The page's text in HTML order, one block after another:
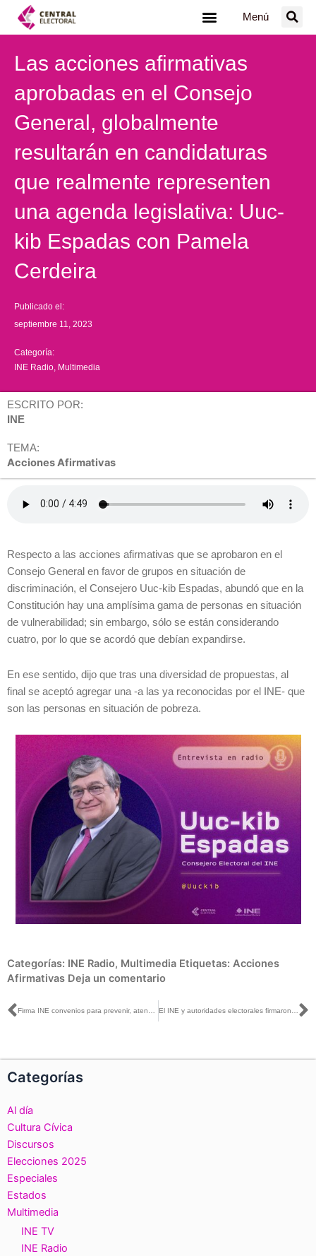
Menú
Las acciones afirmativas
aprobadas en el Consejo
General, globalmente
resultarán en candidaturas
que realmente representen
una agenda legislativa: Uuc-
kib Espadas con Pamela
Cerdeira
Publicado el:
septiembre 11, 2023
Categoría:
INE Radio Multimedia
ESCRITO POR:
INE
TEMA:
Acciones Afirmativas
Respecto a las acciones afirmativas que se aprobaron en el
Consejo General en favor de grupos en situación de
discriminación, el Consejero Uuc-kib Espadas, abundó que en la
Constitución hay una amplísima gama de personas en situación
de vulnerabilidad; sin embargo, sólo se están considerando
cuatro, por lo que se acordó que debían expandirse.
En ese sentido, dijo que tras una diversidad de propuestas, al
final se aceptó agregar una -a las ya reconocidas por el INE- que
son las personas en situación de pobreza.
Categorías: INE Radio, Multimedia Etiquetas: Acciones
Afirmativas Deja un comentario
Ant
Categorías
Al día
Cultura Cívica
Discursos
Elecciones 2025
Especiales
Estados
Multimedia
INE TV
INE Radio